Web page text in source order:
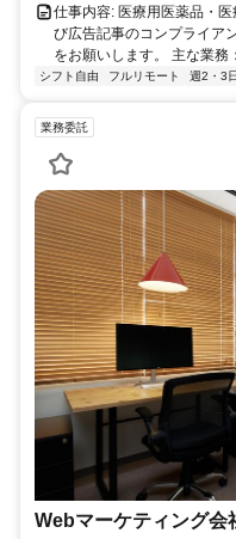
仕事内容: 医療用医薬品・
び広告記事のコンプライア
をお願いします。 主な業務
シフト自由 フルリモート 週2・3
業務委託
Webマーケティング会